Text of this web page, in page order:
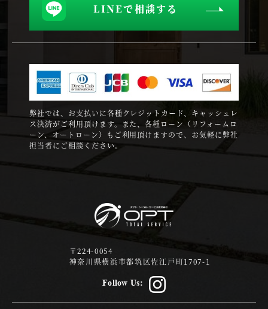
LINEで相談する
弊社では、お支払いに各種クレジットカード、キャッシュレ
ス決済がご利用頂けます。また、各種ローン（リフォームロ
ーン、オートローン）もご利用頂けますので、お気軽に弊社
担当者にご相談ください。
〒224-0054
神奈川県横浜市都筑区佐江戸町1707-1
Follow Us: